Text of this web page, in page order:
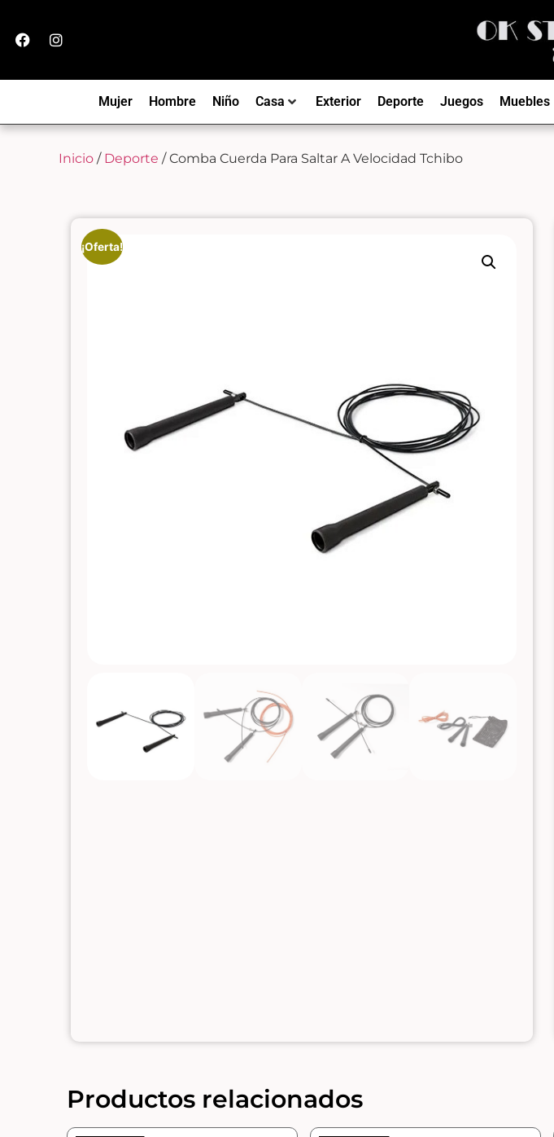
Mujer Hombre Niño Casa Exterior Deporte Juegos Muebles
Inicio / Deporte / Comba Cuerda Para Saltar A Velocidad Tchibo
¡Oferta!
Productos relacionados